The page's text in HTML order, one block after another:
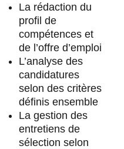
La rédaction du
profil de
compétences et
de l’offre d’emploi
L’analyse des
candidatures
selon des critères
définis ensemble
La gestion des
entretiens de
sélection selon